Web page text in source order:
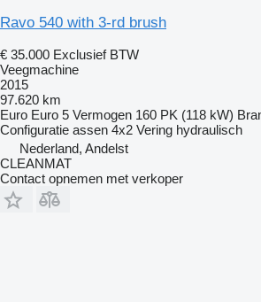
Ravo 540 with 3-rd brush
€ 35.000 Exclusief BTW
Veegmachine
2015
97.620 km
Euro Euro 5 Vermogen 160 PK (118 kW)
Configuratie assen 4x2 Vering hydraulisch
Nederland, Andelst
CLEANMAT
Contact opnemen met verkoper